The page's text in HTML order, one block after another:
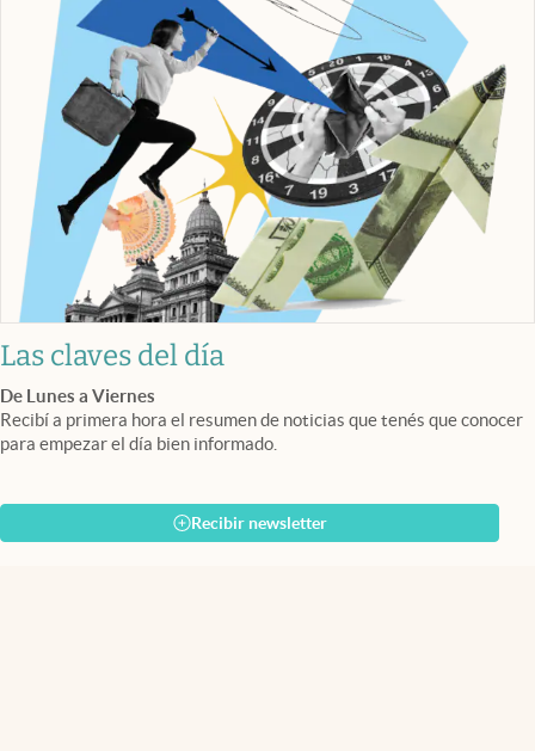
Las claves del día
De Lunes a Viernes
Recibí a primera hora el resumen de noticias que tenés que conocer
para empezar el día bien informado.
Recibir newsletter